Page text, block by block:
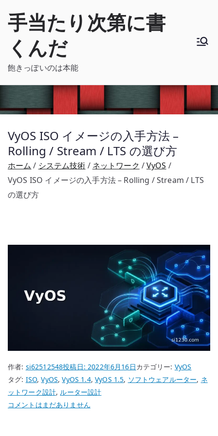
手当たり次第に書
くんだ
飽きっぽいのは本能
VyOS ISO イメージの入手方法 –
Rolling / Stream / LTS の選び方
ホーム システム技術 ネットワーク
VyOS
VyOS ISO イメージの入手方法 – Rolling / Stream / LTS
の選び方
作者: si62512548投稿日:2022年6月16日カテゴリー: VyOS
タグ: ISO,VyOS,VyOS 1.4,VyOS 1.5, ソフトウェアルーター, ネ
ットワーク設計, ルーター設計
VyOS
コメントはまだありません